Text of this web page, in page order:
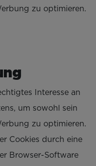
zu optimieren.
Interesse an
um sowohl sein
zu optimieren.
Cookies durch eine
Browser-Software